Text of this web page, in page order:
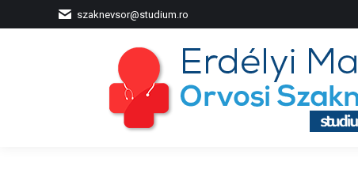
szaknevsor@studium.ro